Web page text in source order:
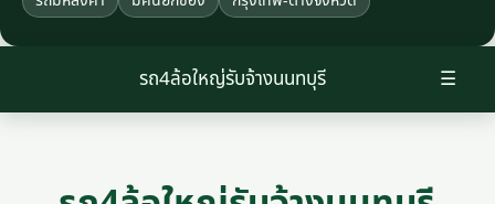
☰
รถ4ล้อใหญ่รับจ้างนนทบุรี